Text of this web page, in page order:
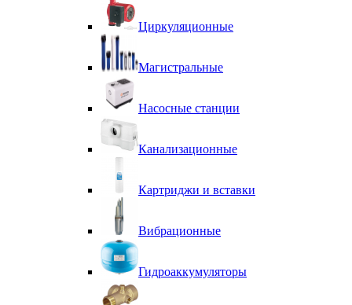
Циркуляционные
Магистральные
Насосные станции
Канализационные
Картриджи и вставки
Вибрационные
Гидроаккумуляторы